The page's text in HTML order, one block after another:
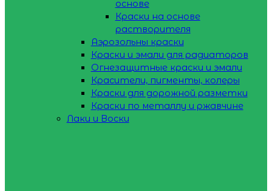
основе
Краски на основе
растворителя
Аэрозольны краски
Краски и эмали для радиаторов
Огнезащитные краски и эмали
Красители, пигменты, колеры
Краски для дорожной разметки
Краски по металлу и ржавчине
Лаки и Воски